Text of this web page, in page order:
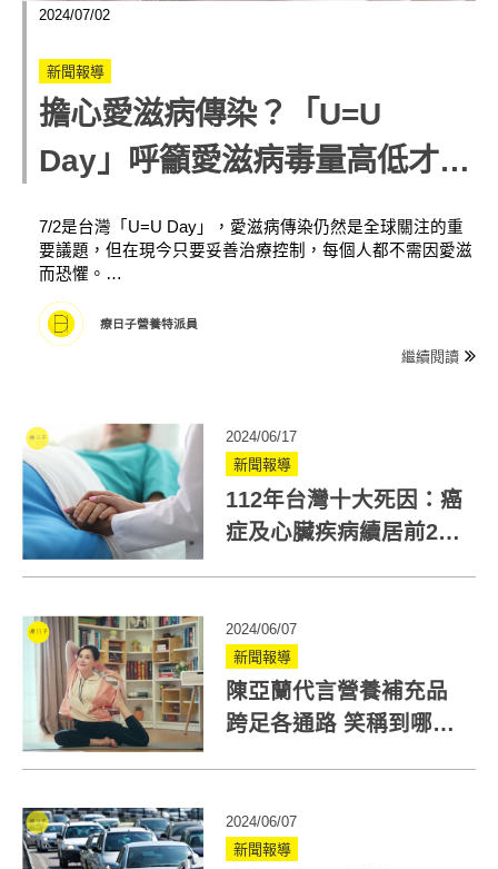
2024/07/02
新聞報導
擔心愛滋病傳染？「U=U
Day」呼籲愛滋病毒量高低才是
7/2是台灣「U=U Day」，愛滋病傳染仍然是全球關注的重
要議題，但在現今只要妥善治療控制，每個人都不需因愛滋
而恐懼。…
療日子營養特派員
繼續閱讀
2024/06/17
新聞報導
112年台灣十大死因：癌
症及心臟疾病續居前2
2024/06/07
新聞報導
陳亞蘭代言營養補充品
跨足各通路 笑稱到哪裡
2024/06/07
新聞報導